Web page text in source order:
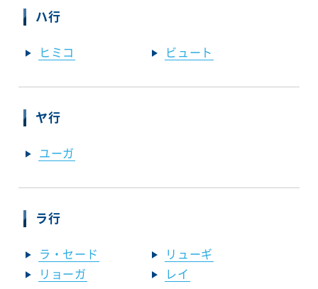
ハ行
ヒミコ ビュート
ヤ行
ユーガ
ラ行
ラ・セード
リューギ
リョーガ
レイ